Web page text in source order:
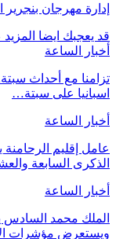
إدارة مهرجان
قد يعجبك ايضا
أخبار الساعة
تزامنا مع أحداث
اسبانيا على سبتة…
أخبار الساعة
عامل إقليم
الذكرى السابعة
أخبار الساعة
الملك محمد السادس
ويستعرض مؤشرات